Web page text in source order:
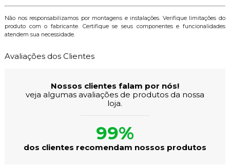
Não nos responsabilizamos por montagens e instalações. Verifique limitações do
produto com o fabricante. Certifique se seus componentes e funcionalidades
atendem sua necessidade.
Avaliações dos Clientes
Nossos clientes falam por nós!
veja algumas avaliações de produtos da nossa
loja.
99%
dos clientes recomendam nossos produtos